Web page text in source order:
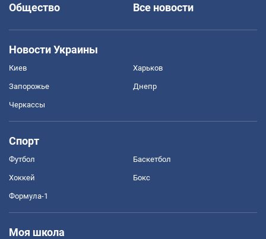
Общество
Все новости
Новости Украины
Киев Харьков
Запорожье Днепр
Черкассы
Спорт
Футбол Баскетбол
Хоккей Бокс
Формула-1
Моя школа